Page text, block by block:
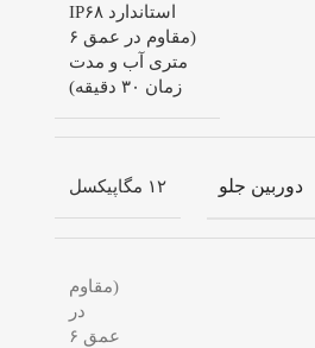
استاندارد IP۶۸
(مقاوم در عمق ۶
متری آب و مدت
زمان ۳۰ دقیقه)
دوربین جلو ۱۲ مگاپیکسل
(مقاوم
در
عمق ۶